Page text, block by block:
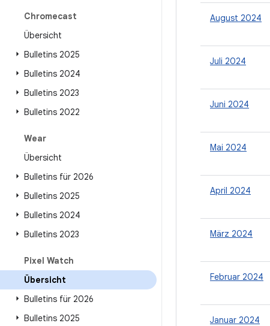
Chromecast
Übersicht
Bulletins 2025
Bulletins 2024
Bulletins 2023
Bulletins 2022
Wear
Übersicht
Bulletins für 2026
Bulletins 2025
Bulletins 2024
Bulletins 2023
Pixel Watch
Übersicht
Bulletins für 2026
Bulletins 2025
August 2024
Juli 2024
Juni 2024
Mai 2024
April 2024
März 2024
Februar 2024
Januar 2024